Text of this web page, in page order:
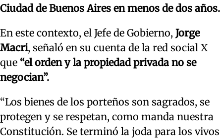
Ciudad de Buenos Aires en menos de dos años.
En este contexto, el Jefe de Gobierno, Jorge
Macri, señaló en su cuenta de la red social X
que “el orden y la propiedad privada no se
negocian”.
“Los bienes de los porteños son sagrados, se
protegen y se respetan, como manda nuestra
Constitución. Se terminó la joda para los vivos